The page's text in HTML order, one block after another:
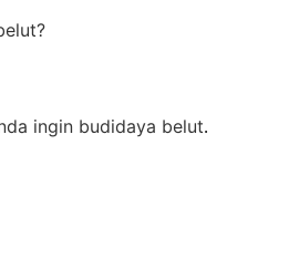
ingin budidaya belut.